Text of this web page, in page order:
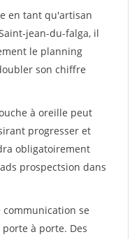
en tant qu'artisan
jean-du-falga, il
le planning
son chiffre
à oreille peut
progresser et
obligatoirement
prospectsion dans
se
à porte. Des